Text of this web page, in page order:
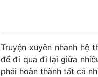
Truyện xuyên nhanh hệ
để đi qua đi lại giữa
phải hoàn thành tất cả